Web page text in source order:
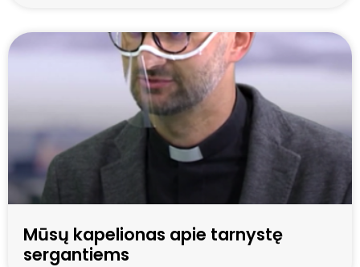
Mūsų kapelionas apie tarnystę
sergantiems